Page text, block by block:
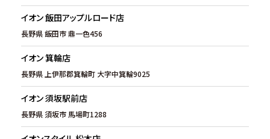
イオン 飯田アップルロード店
長野県 飯田市 鼎一色456
イオン 箕輪店
長野県 上伊那郡箕輪町 大字中箕輪9025
イオン 須坂駅前店
長野県 須坂市 馬場町1288